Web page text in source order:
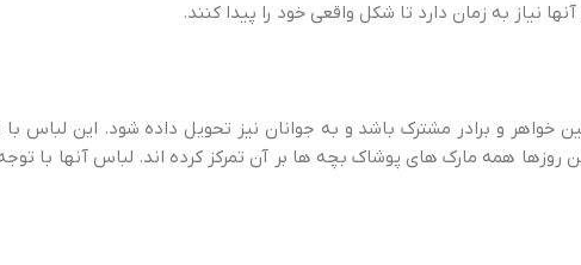
نیاز به زمان دارد تا شکل واقعی خود را پیدا کنند.
خواهر و برادر مشترک باشد و به جوانان نیز تحویل داده شود. این
همه مارک های پوشاک بچه ها بر آن تمرکز کرده اند. لباس آنها با